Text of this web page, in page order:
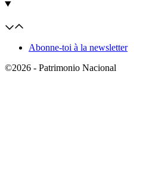
Abonne-toi à la newsletter
©2026 - Patrimonio Nacional